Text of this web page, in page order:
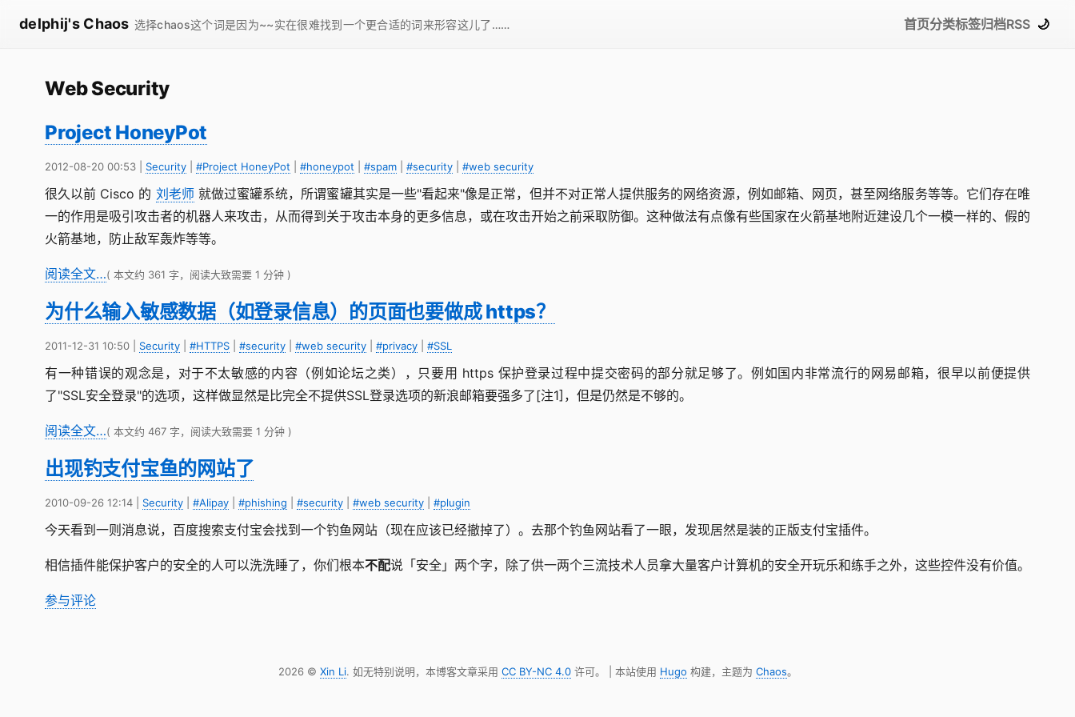
delphij's Chaos 选择chaos这个词是因为~~实在很难找到一个更合适的词来形容这儿了…… 首页分类标签归档RSS 🌙
Web Security
Project HoneyPot
2012-08-20 00:53 Security #Project HoneyPot #honeypot #spam #security #web security
很久以前 Cisco 的 刘老师就做过蜜罐系统，所谓蜜罐其实是一些"看起来"像是正常，但并不对正常人提供服务的网络资源，例如邮箱、网页，甚至网络服务等等。它们存在唯
一的作用是吸引攻击者的机器人来攻击，从而得到关于攻击本身的更多信息，或在攻击开始之前采取防御。这种做法有点像有些国家在火箭基地附近建设几个一模一样的、假的
火箭基地，防止敌军轰炸等等。
阅读全文…( 本文约 361 字，阅读大致需要 1 分钟 )
为什么输入敏感数据（如登录信息）的页面也要做成 https？
2011-12-31 10:50 Security #HTTPS #security #web security #privacy #SSL
有一种错误的观念是，对于不太敏感的内容（例如论坛之类），只要用 https 保护登录过程中提交密码的部分就足够了。例如国内非常流行的网易邮箱，很早以前便提供
了"SSL安全登录"的选项，这样做显然是比完全不提供SSL登录选项的新浪邮箱要强多了[注1]，但是仍然是不够的。
阅读全文…( 本文约 467 字，阅读大致需要 1 分钟 )
出现钓支付宝鱼的网站了
2010-09-26 12:14 Security #Alipay #phishing #security #web security #plugin
今天看到一则消息说，百度搜索支付宝会找到一个钓鱼网站（现在应该已经撤掉了）。去那个钓鱼网站看了一眼，发现居然是装的正版支付宝插件。
相信插件能保护客户的安全的人可以洗洗睡了，你们根本不配说「安全」两个字，除了供一两个三流技术人员拿大量客户计算机的安全开玩乐和练手之外，这些控件没有价值。
参与评论
2026 © Xin Li. 如无特别说明，本博客文章采用 CC BY-NC 4.0许可。 | 本站使用 Hugo 构建，主题为 Chaos。